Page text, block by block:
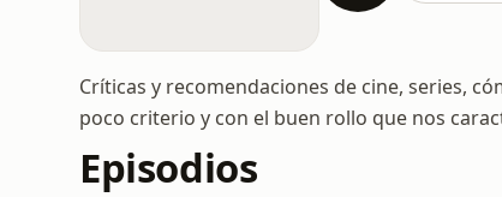
Críticas y recomendaciones de cine, series,
poco criterio y con el buen rollo que nos
Episodios